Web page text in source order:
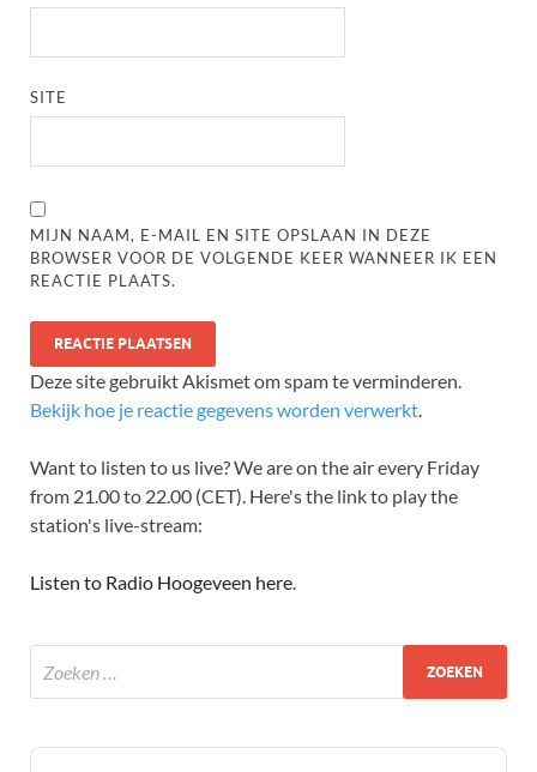
SITE
MIJN NAAM, E-MAIL EN SITE OPSLAAN IN DEZE
BROWSER VOOR DE VOLGENDE KEER WANNEER IK EEN
REACTIE PLAATS.
Deze site gebruikt Akismet om spam te verminderen.
Bekijk hoe je reactie gegevens worden verwerkt.
Want to listen to us live? We are on the air every Friday
from 21.00 to 22.00 (CET). Here's the link to play the
station's live-stream:
Listen to Radio Hoogeveen here.
Audio